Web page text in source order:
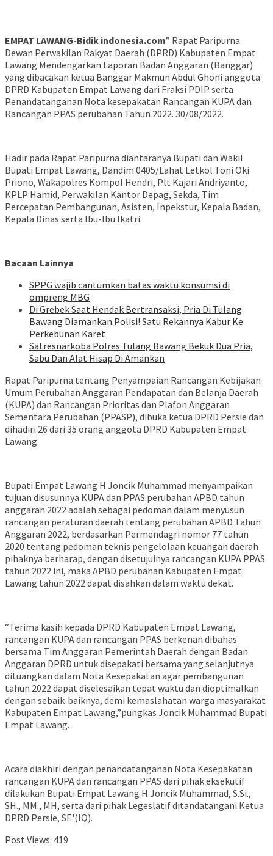
EMPAT LAWANG-Bidik indonesia.com” Rapat Paripurna
Dewan Perwakilan Rakyat Daerah (DPRD) Kabupaten Empat
Lawang Mendengarkan Laporan Badan Anggaran (Banggar)
yang dibacakan ketua Banggar Makmun Abdul Ghoni anggota
DPRD Kabupaten Empat Lawang dari Fraksi PDIP serta
Penandatanganan Nota kesepakatan Rancangan KUPA dan
Rancangan PPAS perubahan Tahun 2022. 30/08/2022.
Hadir pada Rapat Paripurna diantaranya Bupati dan Wakil
Bupati Empat Lawang, Dandim 0405/Lahat Letkol Toni Oki
Priono, Wakapolres Kompol Hendri, Plt Kajari Andriyanto,
KPLP Hamid, Perwakilan Kantor Depag, Sekda, Tim
Percepatan Pembangunan, Asisten, Inpekstur, Kepala Badan,
Kepala Dinas serta Ibu-Ibu Ikatri.
Bacaan Lainnya
SPPG wajib cantumkan batas waktu konsumsi di
ompreng MBG
Di Grebek Saat Hendak Bertransaksi, Pria Di Tulang
Bawang Diamankan Polisi! Satu Rekannya Kabur Ke
Perkebunan Karet
Satresnarkoba Polres Tulang Bawang Bekuk Dua Pria,
Sabu Dan Alat Hisap Di Amankan
Rapat Paripurna tentang Penyampaian Rancangan Kebijakan
Umum Perubahan Anggaran Pendapatan dan Belanja Daerah
(KUPA) dan Rancangan Prioritas dan Plafon Anggaran
Sementara Perubahan (PPASP), dibuka ketua DPRD Persie dan
dihadiri 26 dari 35 orang anggota DPRD Kabupaten Empat
Lawang.
Bupati Empat Lawang H Joncik Muhammad menyampaikan
tujuan disusunnya KUPA dan PPAS perubahan APBD tahun
anggaran 2022 adalah sebagai pedoman dalam menyusun
rancangan peraturan daerah tentang perubahan APBD Tahun
Anggaran 2022, berdasarkan Permendagri nomor 77 tahun
2020 tentang pedoman teknis pengelolaan keuangan daerah
pihaknya berharap, dengan disetujuinya rancangan KUPA PPAS
tahun 2022 ini, maka APBD perubahan Kabupaten Empat
Lawang tahun 2022 dapat disahkan dalam waktu dekat.
“Terima kasih kepada DPRD Kabupaten Empat Lawang,
rancangan KUPA dan rancangan PPAS berkenan dibahas
bersama Tim Anggaran Pemerintah Daerah dengan Badan
Anggaran DPRD untuk disepakati bersama yang selanjutnya
dituangkan dalam Nota Kesepakatan agar pembangunan
tahun 2022 dapat diselesaikan tepat waktu dan dioptimalkan
dengan sebaik-baiknya, demi kemaslahatan warga masyarakat
Kabupaten Empat Lawang,”pungkas Joncik Muhammad Bupati
Empat Lawang.
Acara diakhiri dengan penandatanganan Nota Kesepakatan
rancangan KUPA dan rancangan PPAS dari pihak eksekutif
dilakukan Bupati Empat Lawang H Joncik Muhammad, S.Si.,
SH., MM., MH, serta dari pihak Legeslatif ditandatangani Ketua
DPRD Persie, SE'(IQ).
Post Views: 419